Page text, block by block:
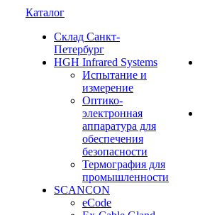
Каталог
Cклад Санкт-
Петербург
HGH Infrared Systems
Испытание и
измерение
Оптико-
электронная
аппаратура для
обеспечения
безопасности
Термография для
промышленности
SCANCON
eCode